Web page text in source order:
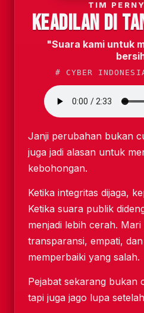
TIM
KEADILAN DI
"Suara kami untuk
# CYBER
Janji perubahan bukan
juga jadi alasan untuk
kebohongan.
Ketika integritas dijaga,
Ketika suara publik
menjadi lebih cerah.
transparansi, empati,
memperbaiki yang salah.
Pejabat sekarang bukan
tapi juga jago lupa